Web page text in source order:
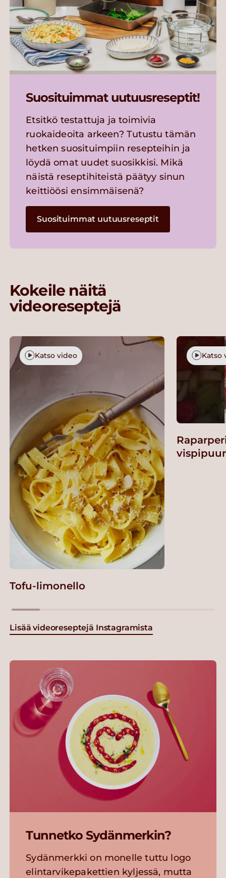
Suosituimmat uutuusreseptit!
Etsitkö testattuja ja toimivia
ruokaideoita arkeen? Tutustu tämän
hetken suosituimpiin resepteihin ja
löydä omat uudet suosikkisi. Mikä
näistä reseptihiteistä päätyy sinun
keittiöösi ensimmäisenä?
Suosituimmat uutuusreseptit
Kokeile näitä
videoreseptejä
Katso video
Tofu-limonello
Katso
Lisää videoreseptejä Instagramista
Tunnetko Sydänmerkin?
Sydänmerkki on monelle tuttu logo
elintarvikepakettien kyljessä, mutta